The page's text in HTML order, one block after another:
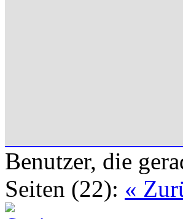
Benutzer, die
Seiten (22): «